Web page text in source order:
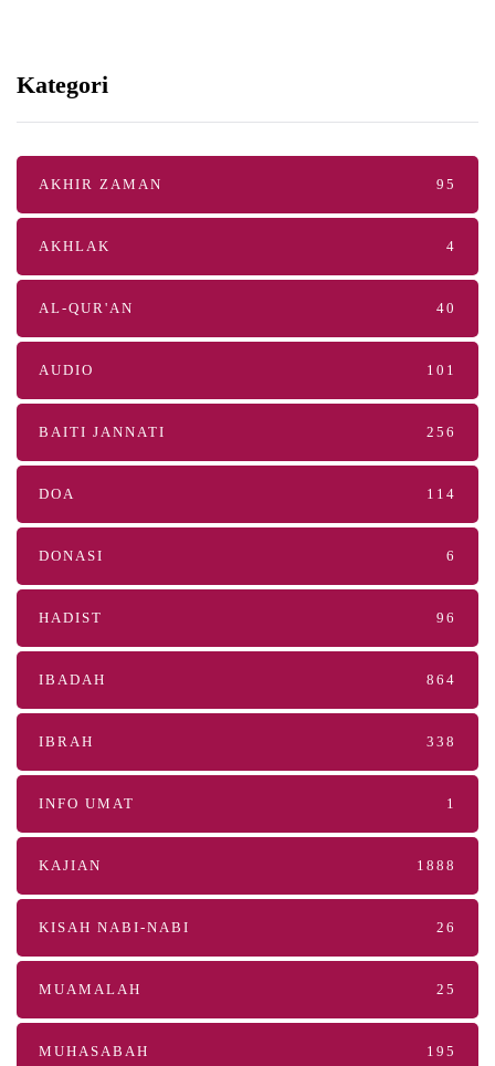
Kategori
AKHIR ZAMAN 95
AKHLAK 4
AL-QUR'AN 40
AUDIO 101
BAITI JANNATI 256
DOA 114
DONASI 6
HADIST 96
IBADAH 864
IBRAH 338
INFO UMAT 1
KAJIAN 1888
KISAH NABI-NABI 26
MUAMALAH 25
MUHASABAH 195